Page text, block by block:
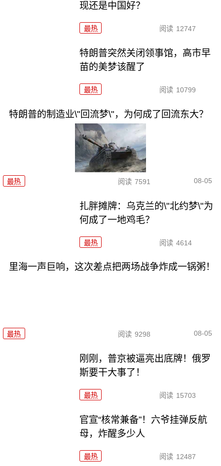
现还是中国好？
最热 阅读 12747
特朗普突然关闭领事馆，高市早
苗的美梦该醒了
最热 阅读 10799
特朗普的制造业\"回流梦\"，为何成了回流东大？
最热 阅读 7591 08-05
扎胖摊牌：乌克兰的\"北约梦\"为
何成了一地鸡毛？
最热 阅读 4614
里海一声巨响，这次差点把两场战争炸成一锅粥！
最热 阅读 9298 08-05
刚刚，普京被逼亮出底牌！俄罗
斯要干大事了！
最热 阅读 15703
官宣“核常兼备”！六爷挂弹反航
母，炸醒多少人
最热 阅读 12487